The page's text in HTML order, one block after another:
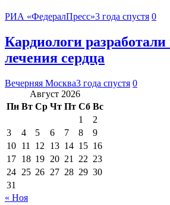
РИА «ФедералПресс»3 года спустя 0
Кардиологи
лечения сердца
Вечерняя Москва3 года спустя 0
Август 2026
Пн Вт Ср Чт Пт Сб Вс
1
2
3
4 5 6 7 8
9
10 11 12 13 14 15 16
17 18 19 20 21 22 23
24 25 26 27 28 29 30
31
« Ноя